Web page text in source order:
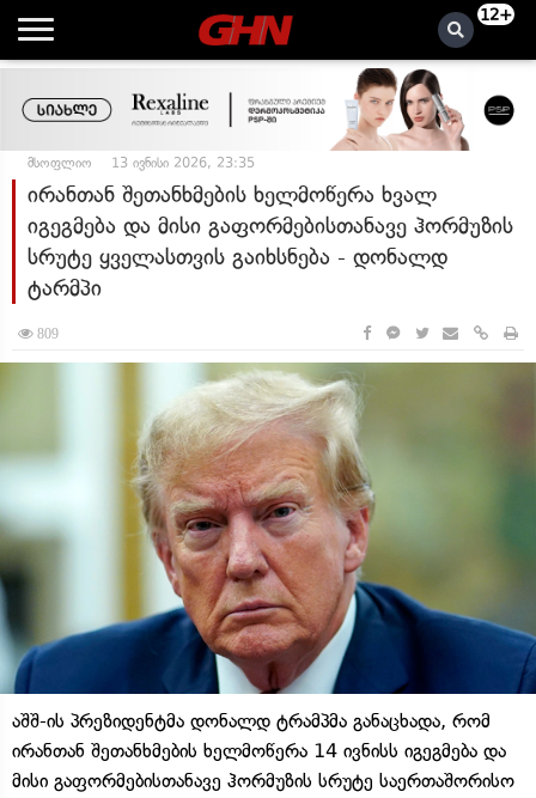
12+
მსოფლიო 13 ივნისი 2026, 23:35
ირანთან შეთანხმების ხელმოწერა ხვალ
იგეგმება და მისი გაფორმებისთანავე ჰორმუზის
სრუტე ყველასთვის გაიხსნება - დონალდ
ტარმპი
809
აშშ-ის პრეზიდენტმა დონალდ ტრამპმა განაცხადა, რომ
ირანთან შეთანხმების ხელმოწერა 14 ივნისს იგეგმება და
მისი გაფორმებისთანავე ჰორმუზის სრუტე საერთაშორისო